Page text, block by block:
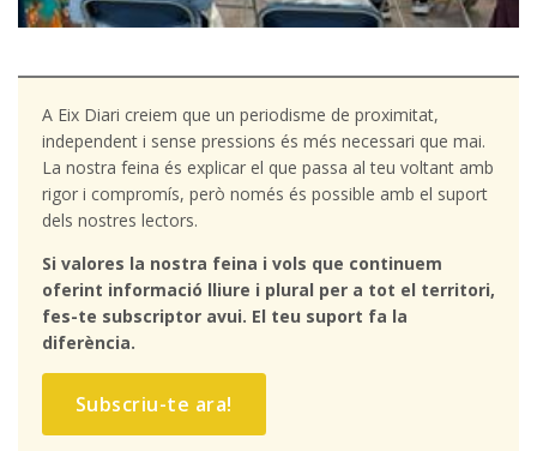
A Eix Diari creiem que un periodisme de proximitat,
independent i sense pressions és més necessari que mai.
La nostra feina és explicar el que passa al teu voltant amb
rigor i compromís, però només és possible amb el suport
dels nostres lectors.
Si valores la nostra feina i vols que continuem
oferint informació lliure i plural per a tot el territori,
fes-te subscriptor avui. El teu suport fa la
diferència.
Subscriu-te ara!